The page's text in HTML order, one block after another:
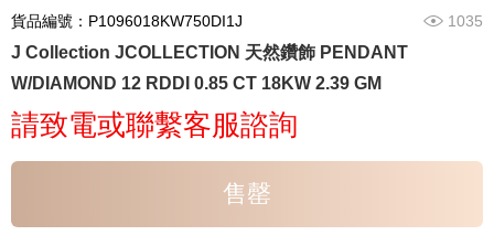
貨品編號：P1096018KW750DI1J 1035
J Collection JCOLLECTION 天然鑽飾 PENDANT
W/DIAMOND 12 RDDI 0.85 CT 18KW 2.39 GM
請致電或聯繫客服諮詢
售罄